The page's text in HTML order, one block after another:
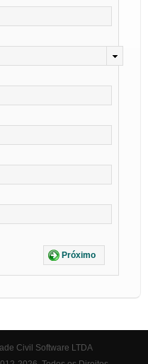
Próximo
Civil Software LTDA